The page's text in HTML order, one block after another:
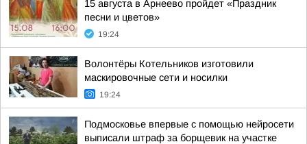
15 августа в Арнеево пройдет «Праздник
песни и цветов»
19:24
Волонтёры Котельников изготовили
маскировочные сети и носилки
19:24
Подмосковье впервые с помощью нейросети
выписали штраф за борщевик на участке